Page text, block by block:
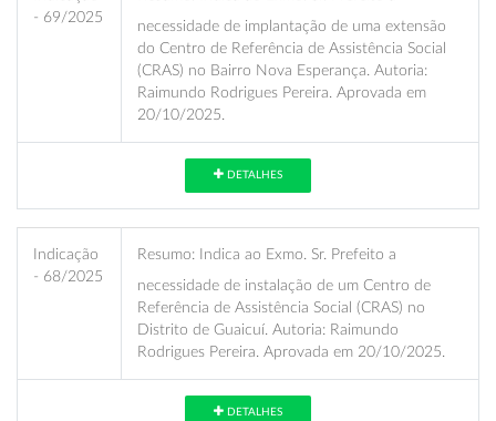
- 69/2025
necessidade de implantação de uma extensão
do Centro de Referência de Assistência Social
(CRAS) no Bairro Nova Esperança. Autoria:
Raimundo Rodrigues Pereira. Aprovada em
20/10/2025.
DETALHES
Indicação
- 68/2025
Resumo: Indica ao Exmo. Sr. Prefeito a
necessidade de instalação de um Centro de
Referência de Assistência Social (CRAS) no
Distrito de Guaicuí. Autoria: Raimundo
Rodrigues Pereira. Aprovada em 20/10/2025.
DETALHES